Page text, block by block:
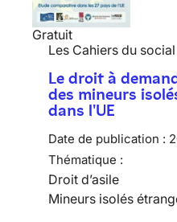
Gratuit
Les Cahiers du social
Le droit à
des mineurs
dans l'UE
Date de publication :
Thématique :
Droit d’asile
Mineurs isolés